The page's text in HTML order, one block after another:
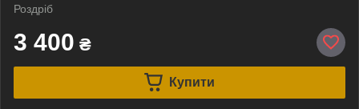
Роздріб
3 400 ₴
Купити